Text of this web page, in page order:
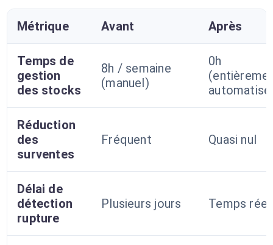
Métrique Avant Après
Temps de
gestion
des stocks
8h / semaine
(manuel)
0h
Réduction
des
surventes
Fréquent Quasi nul
Délai de
détection
rupture
Plusieurs jours Temps réel